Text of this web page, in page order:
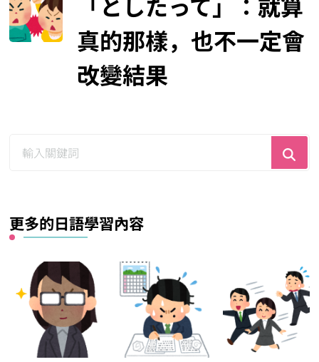
真的那樣，也不一定會
改變結果
更多的日語學習內容